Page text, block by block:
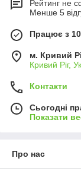
Рейтинг не
Менше 5
Працює з
м. Кривий
Кривий Ріг,
Контакти
Сьогодні
Показати
Про нас